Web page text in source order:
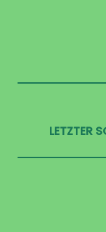
LETZTER